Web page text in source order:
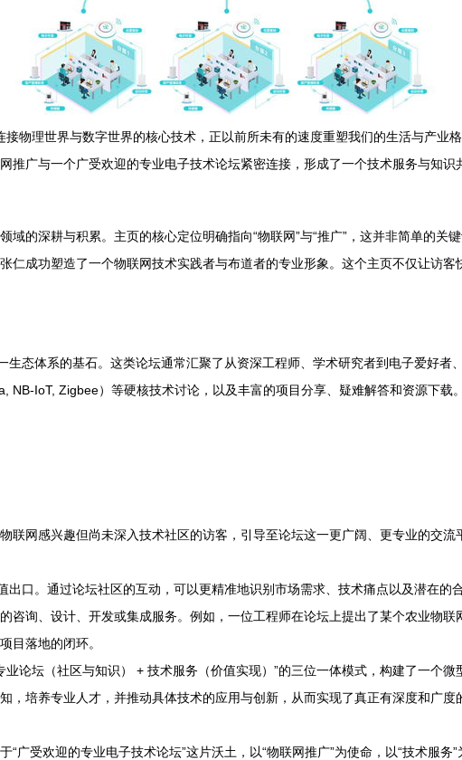
物理世界与数字世界的核心技术，正以前所未有的速度重塑我们的生活与产业
推广与一个广受欢迎的专业电子技术论坛紧密连接，形成了一个技术服务与知识
的深耕与积累。主页的核心定位明确指向“物联网”与“推广”，这并非简单的关
仁成功塑造了一个物联网技术实践者与布道者的专业形象。这个主页不仅让访
生态体系的基石。这类论坛通常汇聚了从资深工程师、学术研究者到电子爱好
NB-IoT, Zigbee）等硬核技术讨论，以及丰富的项目分享、疑难解答和资源下
联网感兴趣但尚未深入技术社区的访客，引导至论坛这一更广阔、更专业的交
出口。通过论坛社区的互动，可以更精准地识别市场需求、技术痛点以及潜在
咨询、设计、开发或集成服务。例如，一位工程师在论坛上提出了某个农业物
目落地的闭环。
业论坛（社区与知识） + 技术服务（价值实现）”的三位一体模式，构建了一个
培养专业人才，并推动具体技术的应用与创新，从而实现了真正有深度和广度
广受欢迎的专业电子技术论坛”这片沃土，以“物联网推广”为使命，以“技术服